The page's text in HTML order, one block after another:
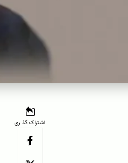
اشتراک گذاری